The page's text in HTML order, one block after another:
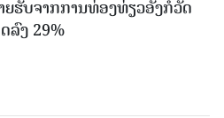
ຍຮັບຈາກການທ່ອງທ່ຽວອັງກໍວັດ
ລົງ 29%